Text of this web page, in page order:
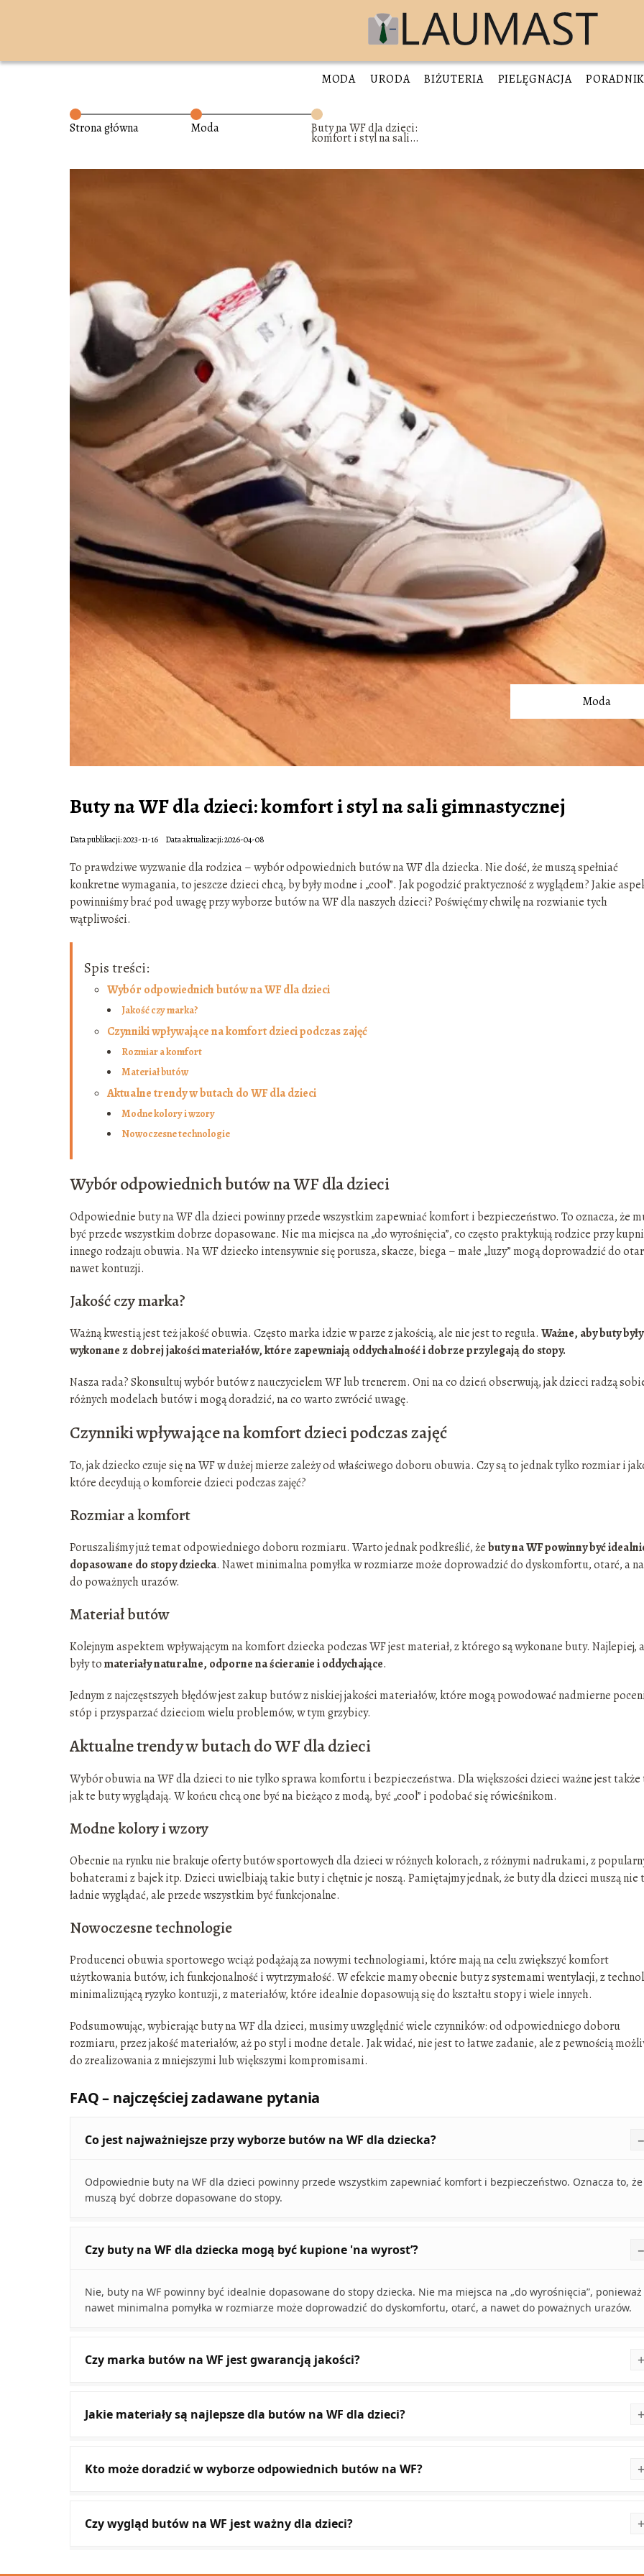
MODA URODA BIŻUTERIA PIELĘGNACJA PORADNIK
Strona główna Moda Buty na WF dla dzieci:
komfort i styl na sali
gimnastycznej
Moda
Buty na WF dla dzieci: komfort i styl na sali gimnastycznej
Data publikacji: 2023-11-16 Data aktualizacji: 2026-04-08
To prawdziwe wyzwanie dla rodzica – wybór odpowiednich butów na WF dla dziecka. Nie dość, że muszą spełniać
konkretne wymagania, to jeszcze dzieci chcą, by były modne i „cool”. Jak pogodzić praktyczność z wyglądem? Jakie
powinniśmy brać pod uwagę przy wyborze butów na WF dla naszych dzieci? Poświęćmy chwilę na rozwianie tych
wątpliwości.
Spis treści:
Wybór odpowiednich butów na WF dla dzieci
Jakość czy marka?
Czynniki wpływające na komfort dzieci podczas zajęć
Rozmiar a komfort
Materiał butów
Aktualne trendy w butach do WF dla dzieci
Modne kolory i wzory
Nowoczesne technologie
Wybór odpowiednich butów na WF dla dzieci
Odpowiednie buty na WF dla dzieci powinny przede wszystkim zapewniać komfort i bezpieczeństwo. To oznacza, że
być przede wszystkim dobrze dopasowane. Nie ma miejsca na „do wyrośnięcia”, co często praktykują rodzice przy
innego rodzaju obuwia. Na WF dziecko intensywnie się porusza, skacze, biega – małe „luzy” mogą doprowadzić do
nawet kontuzji.
Jakość czy marka?
Ważną kwestią jest też jakość obuwia. Często marka idzie w parze z jakością, ale nie jest to reguła. Ważne, aby buty były
wykonane z dobrej jakości materiałów, które zapewniają oddychalność i dobrze przylegają do stopy.
Nasza rada? Skonsultuj wybór butów z nauczycielem WF lub trenerem. Oni na co dzień obserwują, jak dzieci radzą
różnych modelach butów i mogą doradzić, na co warto zwrócić uwagę.
Czynniki wpływające na komfort dzieci podczas zajęć
To, jak dziecko czuje się na WF w dużej mierze zależy od właściwego doboru obuwia. Czy są to jednak tylko rozmiar i
które decydują o komforcie dzieci podczas zajęć?
Rozmiar a komfort
Poruszaliśmy już temat odpowiedniego doboru rozmiaru. Warto jednak podkreślić, żebuty na WF powinny być
dopasowane do stopy dziecka. Nawet minimalna pomyłka w rozmiarze może doprowadzić do dyskomfortu, otarć, a
do poważnych urazów.
Materiał butów
Kolejnym aspektem wpływającym na komfort dziecka podczas WF jest materiał, z którego są wykonane buty. Najlepiej,
były tomateriały naturalne, odporne na ścieranie i oddychające.
Jednym z najczęstszych błędów jest zakup butów z niskiej jakości materiałów, które mogą powodować nadmierne
stóp i przysparzać dzieciom wielu problemów, w tym grzybicy.
Aktualne trendy w butach do WF dla dzieci
Wybór obuwia na WF dla dzieci to nie tylko sprawa komfortu i bezpieczeństwa. Dla większości dzieci ważne jest także
jak te buty wyglądają. W końcu chcą one być na bieżąco z modą, być „cool” i podobać się rówieśnikom.
Modne kolory i wzory
Obecnie na rynku nie brakuje oferty butów sportowych dla dzieci w różnych kolorach, z różnymi nadrukami, z
bohaterami z bajek itp. Dzieci uwielbiają takie buty i chętnie je noszą. Pamiętajmy jednak, że buty dla dzieci muszą nie
ładnie wyglądać, ale przede wszystkim być funkcjonalne.
Nowoczesne technologie
Producenci obuwia sportowego wciąż podążają za nowymi technologiami, które mają na celu zwiększyć komfort
użytkowania butów, ich funkcjonalność i wytrzymałość. W efekcie mamy obecnie buty z systemami wentylacji, z
minimalizującą ryzyko kontuzji, z materiałów, które idealnie dopasowują się do kształtu stopy i wiele innych.
Podsumowując, wybierając buty na WF dla dzieci, musimy uwzględnić wiele czynników: od odpowiedniego doboru
rozmiaru, przez jakość materiałów, aż po styl i modne detale. Jak widać, nie jest to łatwe zadanie, ale z pewnością
do zrealizowania z mniejszymi lub większymi kompromisami.
FAQ – najczęściej zadawane pytania
Co jest najważniejsze przy wyborze butów na WF dla dziecka?
Odpowiednie buty na WF dla dzieci powinny przede wszystkim zapewniać komfort i bezpieczeństwo. Oznacza to, że
muszą być dobrze dopasowane do stopy.
Czy buty na WF dla dziecka mogą być kupione 'na wyrost’?
Nie, buty na WF powinny być idealnie dopasowane do stopy dziecka. Nie ma miejsca na „do wyrośnięcia”, ponieważ
nawet minimalna pomyłka w rozmiarze może doprowadzić do dyskomfortu, otarć, a nawet do poważnych urazów.
Czy marka butów na WF jest gwarancją jakości?
Jakie materiały są najlepsze dla butów na WF dla dzieci?
Kto może doradzić w wyborze odpowiednich butów na WF?
Czy wygląd butów na WF jest ważny dla dzieci?